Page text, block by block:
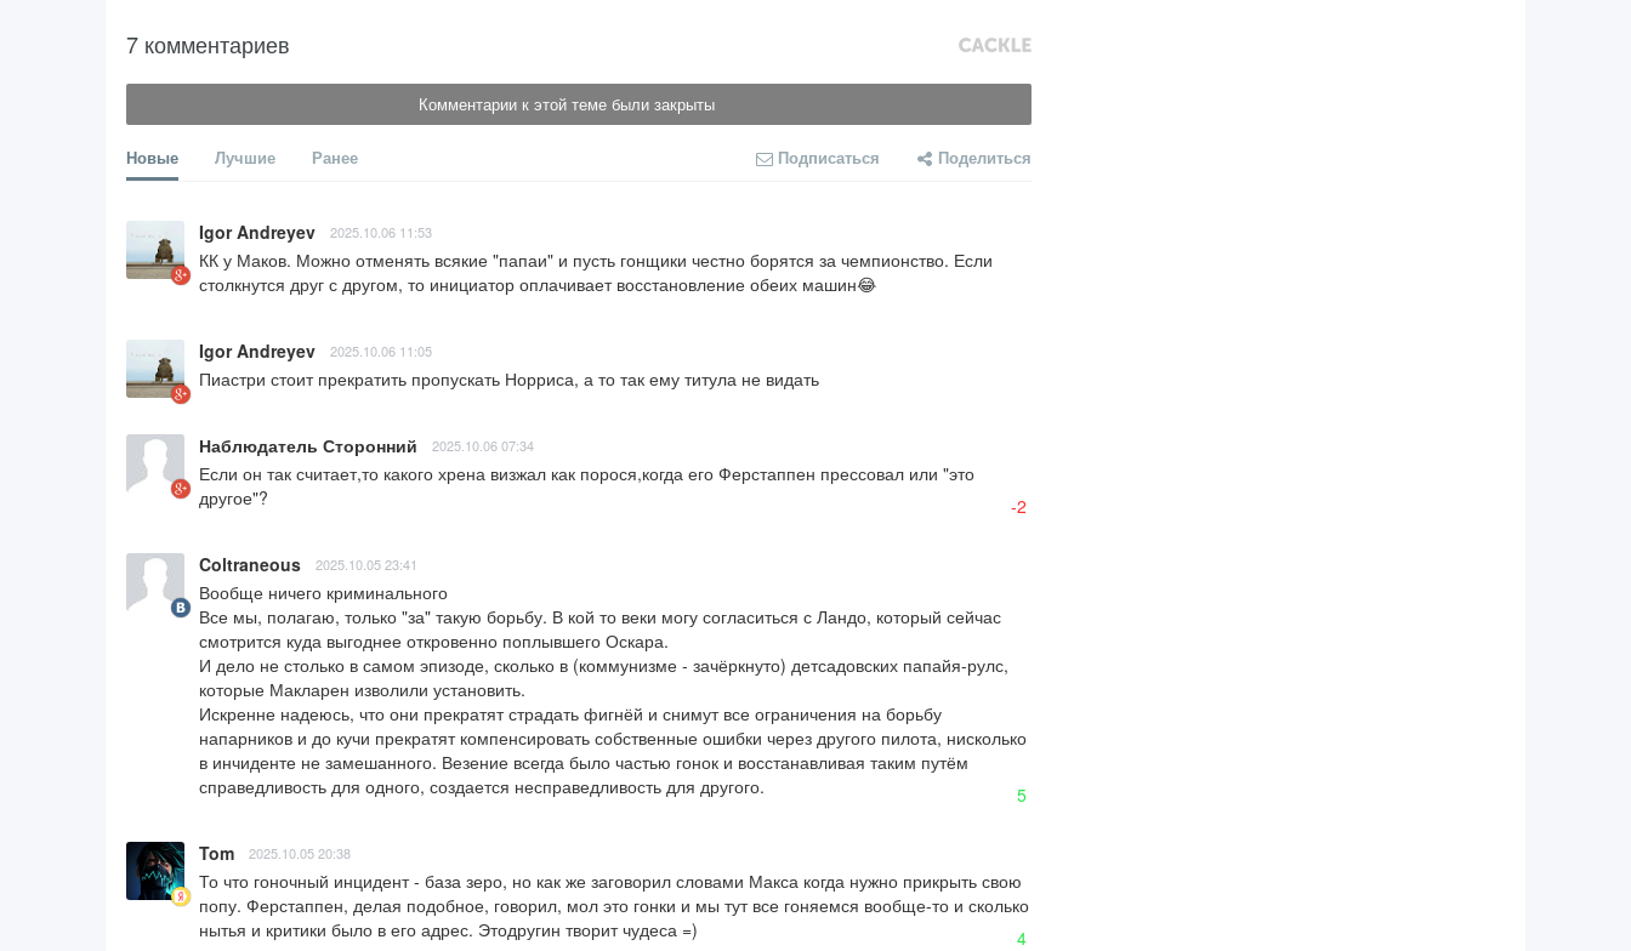
7 комментариев
Комментарии к этой теме были закрыты
Новые Лучшие Ранее Подписаться Поделиться
Igor Andreyev 2025.10.06 11:53
КК у Маков. Можно отменять всякие "папаи" и пусть гонщики честно борятся за чемпионство. Если
столкнутся друг с другом, то инициатор оплачивает восстановление обеих машин😂
Igor Andreyev 2025.10.06 11:05
Пиастри стоит прекратить пропускать Норриса, а то так ему титула не видать
Наблюдатель Сторонний 2025.10.06 07:34
Если он так считает,то какого хрена визжал как порося,когда его Ферстаппен прессовал или "это
другое"?
-2
Coltraneous 2025.10.05 23:41
Вообще ничего криминального
Все мы, полагаю, только "за" такую борьбу. В кой то веки могу согласиться с Ландо, который сейчас
смотрится куда выгоднее откровенно поплывшего Оскара.
И дело не столько в самом эпизоде, сколько в (коммунизме - зачёркнуто) детсадовских папайя-рулс,
которые Макларен изволили установить.
Искренне надеюсь, что они прекратят страдать фигнёй и снимут все ограничения на борьбу
напарников и до кучи прекратят компенсировать собственные ошибки через другого пилота, нисколько
в инчиденте не замешанного. Везение всегда было частью гонок и восстанавливая таким путём
справедливость для одного, создается несправедливость для другого.
5
Tom 2025.10.05 20:38
То что гоночный инцидент - база зеро, но как же заговорил словами Макса когда нужно прикрыть свою
попу. Ферстаппен, делая подобное, говорил, мол это гонки и мы тут все гоняемся вообще-то и сколько
нытья и критики было в его адрес. Этодругин творит чудеса =)
4